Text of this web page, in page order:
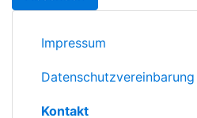
Impressum
Datenschutzvereinbarung
Kontakt